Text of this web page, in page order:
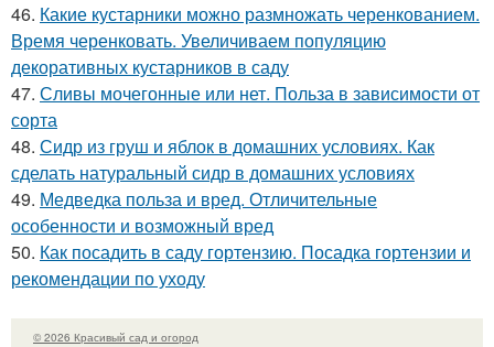
46. Какие кустарники можно размножать черенкованием.
Время черенковать. Увеличиваем популяцию
декоративных кустарников в саду
47. Сливы мочегонные или нет. Польза в зависимости от
сорта
48. Сидр из груш и яблок в домашних условиях. Как
сделать натуральный сидр в домашних условиях
49. Медведка польза и вред. Отличительные
особенности и возможный вред
50. Как посадить в саду гортензию. Посадка гортензии и
рекомендации по уходу
© 2026 Красивый сад и огород